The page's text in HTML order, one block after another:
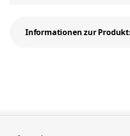
Informationen zur